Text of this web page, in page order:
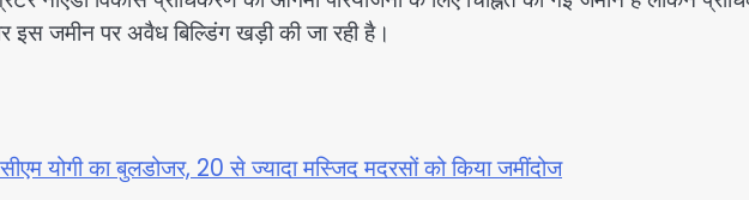
इस जमीन पर अवैध बिल्डिंग खड़ी की जा रही है।
योगी का बुलडोजर, 20 से ज्यादा मस्जिद मदरसों को किया जमींदोज